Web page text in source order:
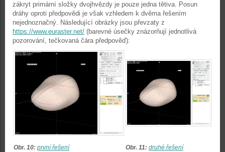
zákryt primární složky dvojhvězdy je pouze jedna tětiva. Posun
dráhy oproti předpovědi je však vzhledem k dvěma řešením
nejednoznačný. Následující obrázky jsou převzaty z
https://www.euraster.net/ (barevné úsečky znázorňují jednotlivá
pozorování, tečkovaná čára předpověď):
Obr. 10: první řešení Obr. 11: druhé řešení